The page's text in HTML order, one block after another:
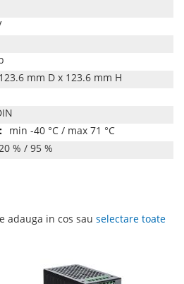
mm D x 123.6 mm H
min -40 °C / max 71 °C
% / 95 %
adauga in cos sau selectare toate